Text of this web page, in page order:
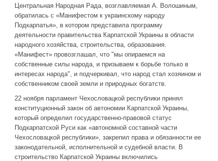
Центральная Народная Рада, возглавляемая А. Волошиным,
обратилась с «Манифестом к украинскому народу
Подкарпатья», в котором представила программу
деятельности правительства Карпатской Украины в области
народного хозяйства, строительства, образования.
«Манифест» провозглашал, что "мы опираемся на
собственные силы народа, и призываем к борьбе только в
интересах народа", и подчеркивал, что народ стал хозяином и
собственником своей земли и природных богатств.
22 ноября парламент Чехословацкой республики принял
конституционный закон об автономии Карпатской Украины,
который определил государственно-правовой статус
Подкарпатской Руси как «автономной составной части
Чехословацкой республики», закрепил права и обязанности ее
законодательной, исполнительной и судебной власти. В
строительство Карпатской Украины включились